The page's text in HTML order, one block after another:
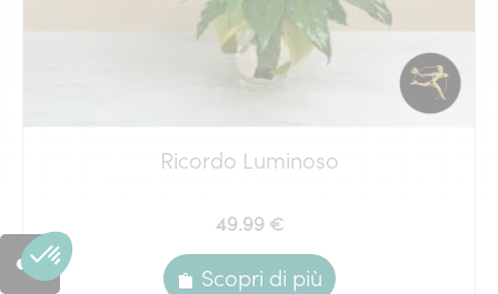
Ricordo Luminoso
49.99 €
Scopri di più